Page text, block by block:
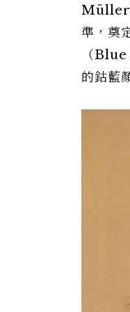
Müller
準，奠
（
的鈷藍